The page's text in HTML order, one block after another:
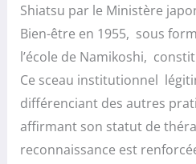
Shiatsu par le Ministère
Bien-être en 1955, sous
l’école de Namikoshi,
Ce sceau institutionnel
différenciant des autres
affirmant son statut de
reconnaissance est